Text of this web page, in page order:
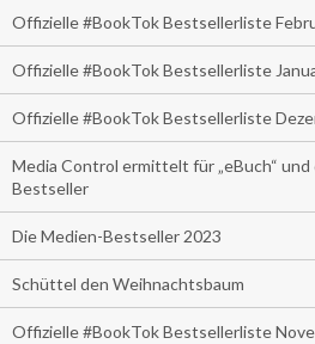
Offizielle #BookTok Bestsellerliste
Offizielle #BookTok Bestsellerliste
Offizielle #BookTok Bestsellerliste
Media Control ermittelt für „eBuch“ und
Bestseller
Die Medien-Bestseller 2023
Schüttel den Weihnachtsbaum
Offizielle #BookTok Bestsellerliste